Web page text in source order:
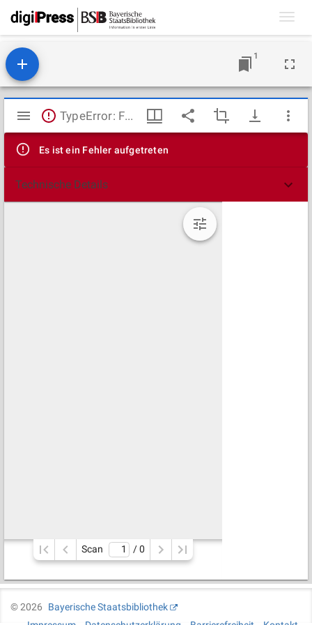
1
Mirador
Viewer
TypeError: Failed to fetch
Es ist ein Fehler aufgetreten
Technische Details
Scan / 0
©2026
Bayerische Staatsbibliothek